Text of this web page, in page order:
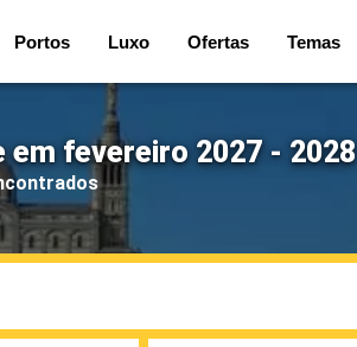
Portos Luxo Ofertas Temas
em fevereiro 2027 - 2028